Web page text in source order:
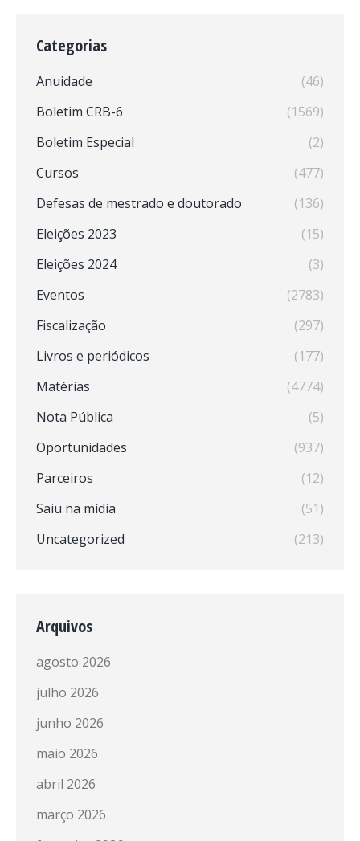
Categorias
Anuidade
(46)
Boletim CRB-6
(1569)
Boletim Especial
(2)
Cursos
(477)
Defesas de mestrado e doutorado
(136)
Eleições 2023
(15)
Eleições 2024
(3)
Eventos
(2783)
Fiscalização
(297)
Livros e periódicos
(177)
Matérias
(4774)
Nota Pública
(5)
Oportunidades
(937)
Parceiros
(12)
Saiu na mídia
(51)
Uncategorized
(213)
Arquivos
agosto 2026
julho 2026
junho 2026
maio 2026
abril 2026
março 2026